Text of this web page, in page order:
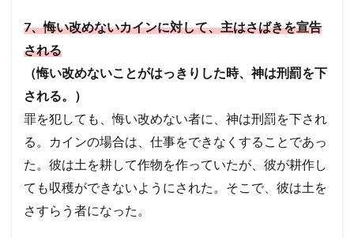
7、悔い改めないカインに対して、主はさばきを宣告
される
（悔い改めないことがはっきりした時、神は刑罰を下
される。）
罪を犯しても、悔い改めない者に、神は刑罰を下され
る。
カインの場合は、仕事をできなくすることであっ
た。彼は土を耕して作物を作っていたが、彼が耕作し
ても収穫ができないようにされた。そこで、彼は土を
さすらう者になった。